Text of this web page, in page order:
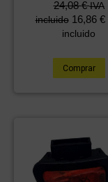
24,08€ IVA
incluido 16,86 €
incluido
Comprar